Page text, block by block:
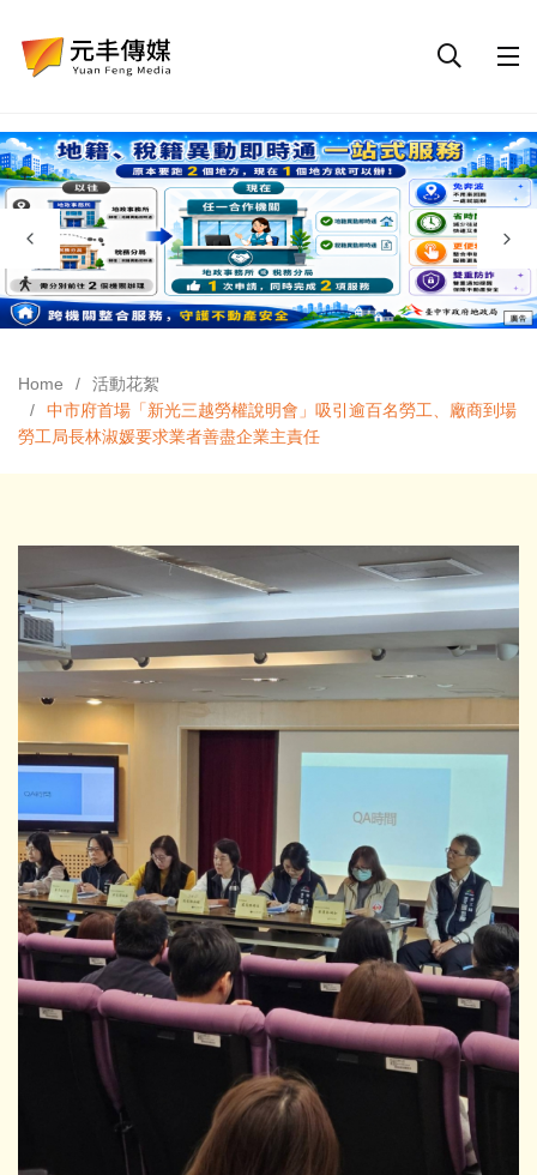
Home
活動花絮
中市府首場「新光三越勞權說明會」吸引逾百名勞工、廠商到場
勞工局長林淑媛要求業者善盡企業主責任